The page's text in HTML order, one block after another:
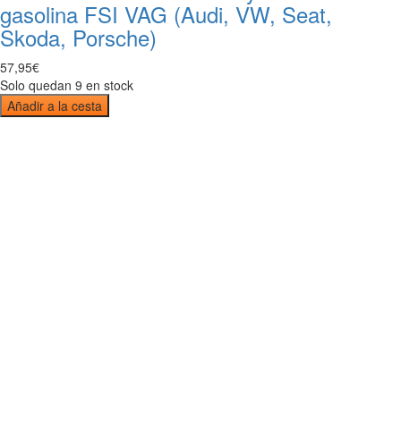
gasolina FSI VAG (Audi, VW, Seat,
Skoda, Porsche)
57,95€
Solo quedan 9 en stock
Añadir a la cesta